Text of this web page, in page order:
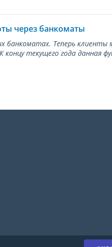
через банкоматы
банкоматах. Теперь
текущего года данная